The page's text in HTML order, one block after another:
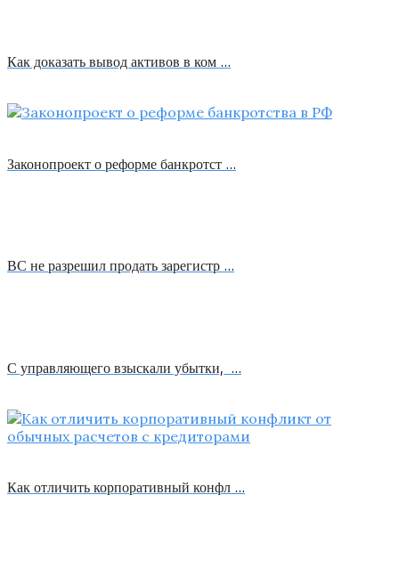
Как доказать вывод активов в ком …
Законопроект о реформе банкротст …
ВС не разрешил продать зарегистр …
С управляющего взыскали убытки, …
Как отличить корпоративный конфл …